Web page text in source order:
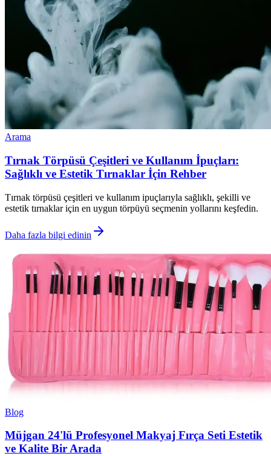
Arama
Tırnak Törpüsü Çeşitleri ve Kullanım İpuçları:
Sağlıklı ve Estetik Tırnaklar İçin Rehber
Tırnak törpüsü çeşitleri ve kullanım ipuçlarıyla sağlıklı, şekilli ve
estetik tırnaklar için en uygun törpüyü seçmenin yollarını keşfedin.
Daha fazla bilgi edinin
Blog
Müjgan 24'lü Profesyonel Makyaj Fırça Seti Estetik
ve Kalite Bir Arada